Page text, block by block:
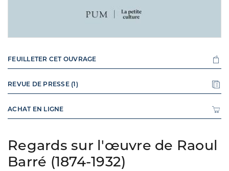
Regards sur l'œuvre de Raoul
Barré (1874-1932)
FEUILLETER CET OUVRAGE
REVUE DE PRESSE (1)
ACHAT EN LIGNE